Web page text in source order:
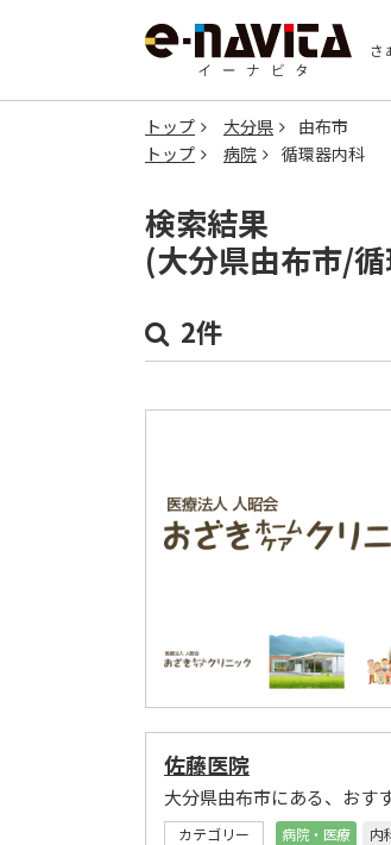
さ
トップ 大分県
由布市
トップ
病院 循環器内科
検索結果
(大分県由布市/循
2件
佐藤医院
大分県由布市にある、おす
カテゴリー 病院・医療
内